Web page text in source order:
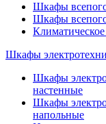
Шкафы
Шкафы
Шкафы
Шкафы
настенные
Шкафы
напольные